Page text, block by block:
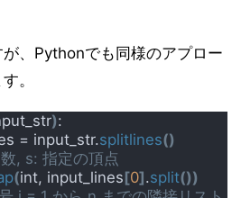
、Pythonでも同様のアプロー
。
):
= input_str.
splitlines()
, s: 指定の頂点
(int, input_lines[0].split())